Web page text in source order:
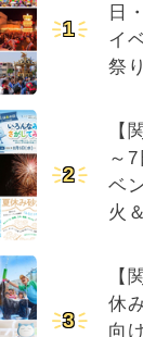
1
日
イ
祭
2
【
～
ベ
火
3
【
休
向